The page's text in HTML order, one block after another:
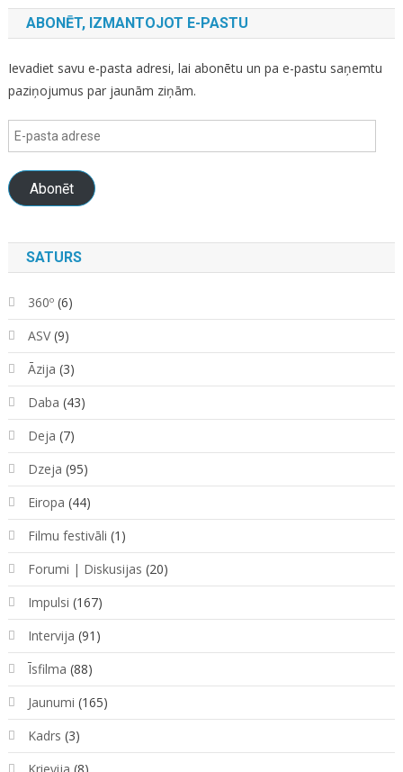
ABONĒT, IZMANTOJOT E-PASTU
Ievadiet savu e-pasta adresi, lai abonētu un pa e-pastu saņemtu
paziņojumus par jaunām ziņām.
E-
pasta
adrese
Abonēt
SATURS
360º(6)
ASV(9)
Āzija (3)
Daba (43)
Deja (7)
Dzeja (95)
Eiropa (44)
Filmu festivāli (1)
Forumi | Diskusijas (20)
Impulsi (167)
Intervija (91)
Īsfilma (88)
Jaunumi (165)
Kadrs (3)